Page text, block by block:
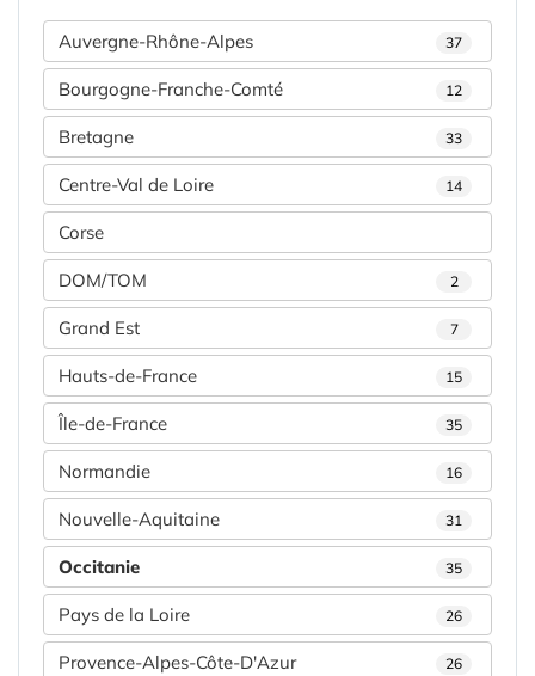
Auvergne-Rhône-Alpes 37
Bourgogne-Franche-Comté 12
Bretagne 33
Centre-Val de Loire 14
Corse
DOM/TOM 2
Grand Est 7
Hauts-de-France 15
Île-de-France 35
Normandie 16
Nouvelle-Aquitaine 31
Occitanie 35
Pays de la Loire 26
Provence-Alpes-Côte-D'Azur 26